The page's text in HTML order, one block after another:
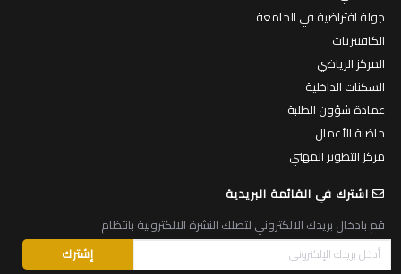
جولة افتراضية في الجامعة
الكافتيريات
المركز الرياضي
السكنات الداخلية
عمادة شؤون الطلبة
حاضنة الأعمال
مركز التطوير المهني
اشترك في القائمة البريدية
قم بادخال بريدك الالكتروني لتصلك النشرة الالكترونية بانتظام